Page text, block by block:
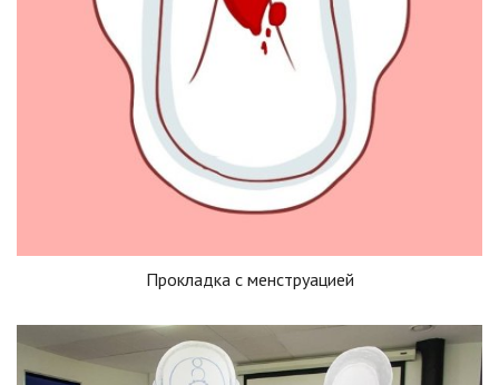
Прокладка с менструацией